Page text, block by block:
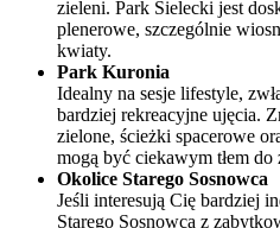
zieleni. Park Sielecki jest
plenerowe, szczególnie
kwiaty.
Park Kuronia
Idealny na sesje lifestyle,
bardziej rekreacyjne ujęcia.
zielone, ścieżki spacerowe
mogą być ciekawym tłem do
Okolice Starego Sosnowca
Jeśli interesują Cię bardziej
Starego Sosnowca z